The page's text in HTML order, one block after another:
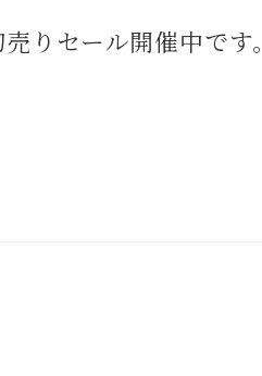
りセール開催中です。